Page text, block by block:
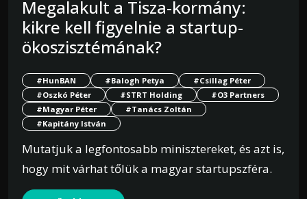
Megalakult a Tisza-kormány:
kikre kell figyelnie a startup-
ökoszisztémának?
#HunBAN #Balogh Petya
#Csillag Péter
#Oszkó Péter
#STRT Holding
#O3 Partners
#Magyar Péter
#Tanács Zoltán
#Kapitány István
Mutatjuk a legfontosabb minisztereket, és azt is,
hogy mit várhat tőlük a magyar startupszféra.